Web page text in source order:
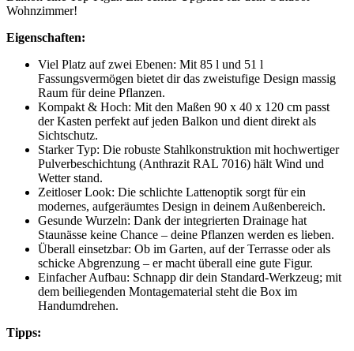
Wohnzimmer!
Eigenschaften:
Viel Platz auf zwei Ebenen: Mit 85 l und 51 l
Fassungsvermögen bietet dir das zweistufige Design massig
Raum für deine Pflanzen.
Kompakt & Hoch: Mit den Maßen 90 x 40 x 120 cm passt
der Kasten perfekt auf jeden Balkon und dient direkt als
Sichtschutz.
Starker Typ: Die robuste Stahlkonstruktion mit hochwertiger
Pulverbeschichtung (Anthrazit RAL 7016) hält Wind und
Wetter stand.
Zeitloser Look: Die schlichte Lattenoptik sorgt für ein
modernes, aufgeräumtes Design in deinem Außenbereich.
Gesunde Wurzeln: Dank der integrierten Drainage hat
Staunässe keine Chance – deine Pflanzen werden es lieben.
Überall einsetzbar: Ob im Garten, auf der Terrasse oder als
schicke Abgrenzung – er macht überall eine gute Figur.
Einfacher Aufbau: Schnapp dir dein Standard-Werkzeug; mit
dem beiliegenden Montagematerial steht die Box im
Handumdrehen.
Tipps: